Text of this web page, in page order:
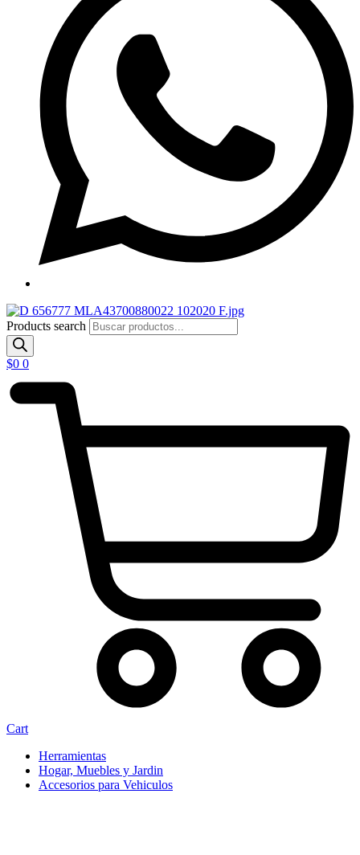
Products search
$0 0
Cart
Herramientas
Hogar, Muebles y Jardin
Accesorios para Vehiculos